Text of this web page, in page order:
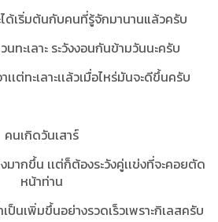
ด้เริ่มต้นกับคนที่รู้จักมานานแล้วครับ
ทะเลาะ ระวังงอนกันข้ามวันนะครับ
เเต่ทะเลาะเเล้วเมื่อไหร่มันจะดีขึ้นครับ
คนเกิดวันเสาร์
มากขึ้น เเต่ก็ต้องระวังคู่เเข่งที่จะคอยตัด
หน้าท่าน
เป็นเพิ่มขึ้นอย่างรวดเร็วเพราะกิเลสครับ